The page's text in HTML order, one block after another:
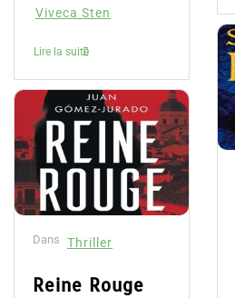
Viveca Sten
Lire la suite
Dans Thriller
Reine Rouge